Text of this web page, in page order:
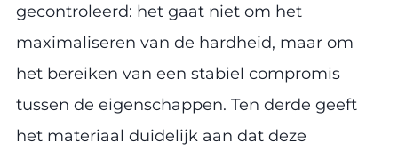
gecontroleerd: het gaat niet om het
maximaliseren van de hardheid, maar om
het bereiken van een stabiel compromis
tussen de eigenschappen. Ten derde geeft
het materiaal duidelijk aan dat deze